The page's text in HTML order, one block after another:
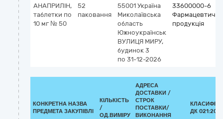
АНАПРИЛІН,
таблетки по
10 мг № 50
52
паковання
55001 Україна
Миколаївська
область
Южноукраїнськ
ВУЛИЦЯ МИРУ,
будинок 3
по 31-12-2026
33600000-6
Фармацевтична
продукція
КОНКРЕТНА НАЗВА
ПРЕДМЕТА ЗАКУПІВЛІ
КІЛЬКІСТЬ
/
ОД.ВИМІРУ
АДРЕСА
ДОСТАВКИ /
СТРОК
ПОСТАВКИ/
ВИКОНАННЯ
ДК